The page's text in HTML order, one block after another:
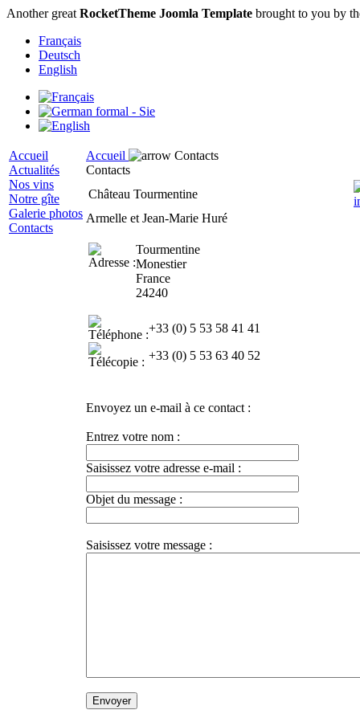
Another great RocketTheme Joomla Template brought to you by
Français
Deutsch
English
Accueil
Actualités
Nos vins
Notre gîte
Galerie photos
Contacts
Accueil
Contacts
Contacts
Château Tourmentine
Armelle et Jean-Marie Huré
Tourmentine
Monestier
France
24240
+33 (0) 5 53 58 41 41
+33 (0) 5 53 63 40 52
Envoyez un e-mail à ce contact :
Entrez votre nom :
Saisissez votre adresse e-mail :
Objet du message :
Saisissez votre message :